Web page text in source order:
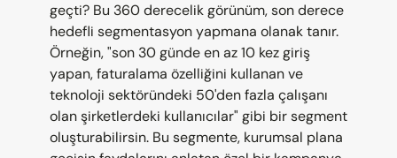
geçti? Bu 360 derecelik görünüm, son derece
hedefli segmentasyon yapmana olanak tanır.
Örneğin, "son 30 günde en az 10 kez giriş
yapan, faturalama özelliğini kullanan ve
teknoloji sektöründeki 50'den fazla çalışanı
olan şirketlerdeki kullanıcılar" gibi bir segment
oluşturabilirsin. Bu segmente, kurumsal plana